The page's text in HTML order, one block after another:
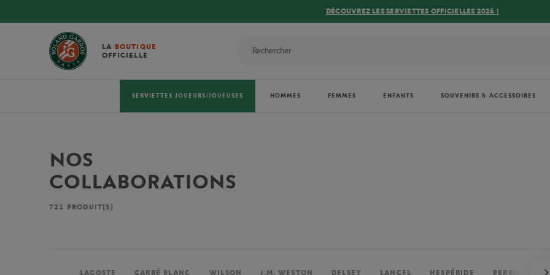
DÉCOUVREZ LES SERVIETTES OFFICIELLES 2026 !
LA BOUTIQUE
OFFICIELLE
SERVIETTES JOUEURS/JOUEUSES HOMMES FEMMES ENFANTS SOUVENIRS & ACCESSOIRES
NOS
COLLABORATIONS
721 PRODUIT(S)
LACOSTE CARRÉ BLANC WILSON J.M. WESTON DELSEY LANCEL HESPÉRIDE PERRIER